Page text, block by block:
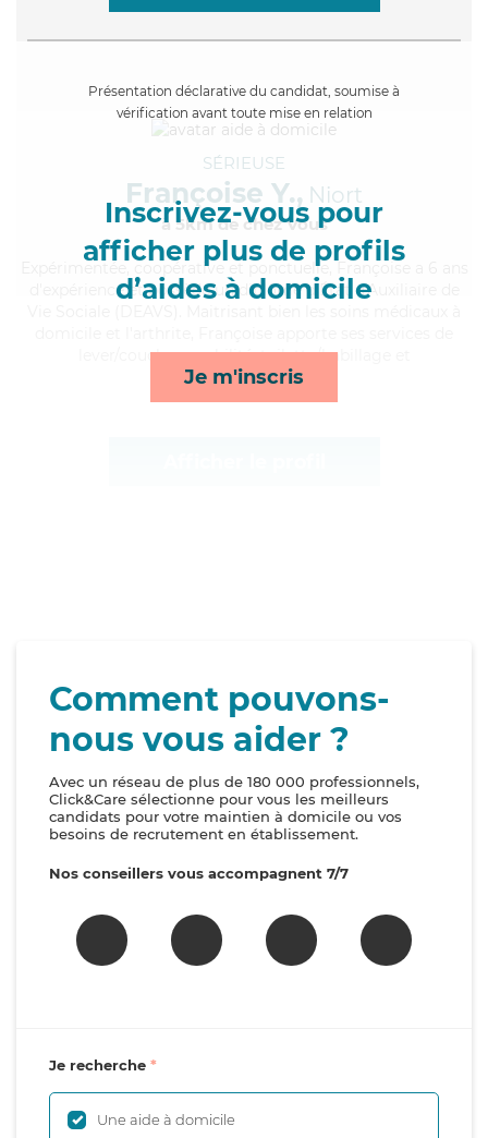
Présentation déclarative du candidat, soumise à
vérification avant toute mise en relation
Inscrivez-vous pour
afficher plus de profils
d’aides à domicile
Je m'inscris
SÉRIEUSE
Françoise Y., Niort
à 5km de chez Vous
, coopérative et ponctuelle, Françoise a 6 ans
d'expérience et possède un diplôme d'État d'Auxiliaire de
lever/coucher, mobilité, toilette/habillage et
lessive/repassage*
Comment pouvons-
nous vous aider ?
Avec un réseau de plus de 180 000 professionnels,
Click&Care sélectionne pour vous les meilleurs
candidats pour votre maintien à domicile ou vos
besoins de recrutement en établissement.
Nos conseillers vous accompagnent 7/7
Je recherche
Une aide à domicile